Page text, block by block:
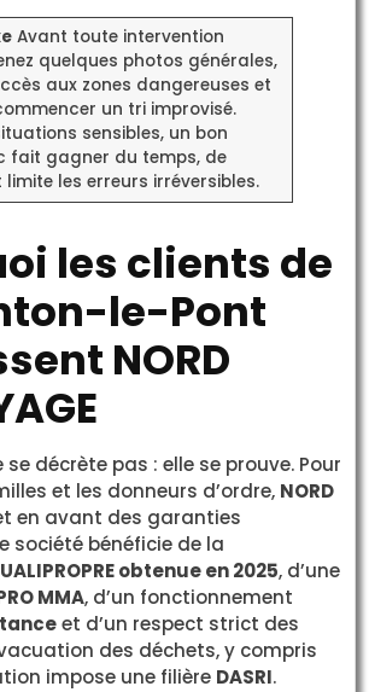
Avant toute intervention
quelques photos générales,
aux zones dangereuses et
un tri improvisé.
sensibles, un bon
fait gagner du temps, de
limite les erreurs irréversibles.
les clients de
le-Pont
NORD
décrète pas : elle se prouve. Pour
et les donneurs d’ordre, NORD
en avant des garanties
société bénéficie de la
obtenue en 2025, d’une
MMA, d’un fonctionnement
et d’un respect strict des
des déchets, y compris
impose une filière DASRI.